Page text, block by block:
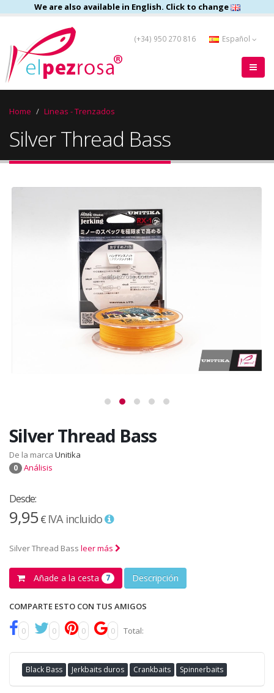
We are also available in English. Click to change
(+34) 950 270 816 Español
Home Lineas - Trenzados
Silver Thread Bass
Silver Thread Bass
De la marca Unitika
0 Análisis
Desde:
9,95€ IVA incluido
Silver Thread Bass leer más
Añade a la cesta 7 Descripción
COMPARTE ESTO CON TUS AMIGOS
0 0 0 0 Total:
Black Bass Jerkbaits duros Crankbaits Spinnerbaits